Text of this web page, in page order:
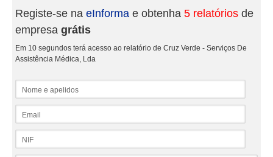
Registe-se na eInforma e obtenha 5 relatórios de
empresa grátis
Em 10 segundos terá acesso ao relatório de Cruz Verde - Serviços De
Assistência Médica, Lda